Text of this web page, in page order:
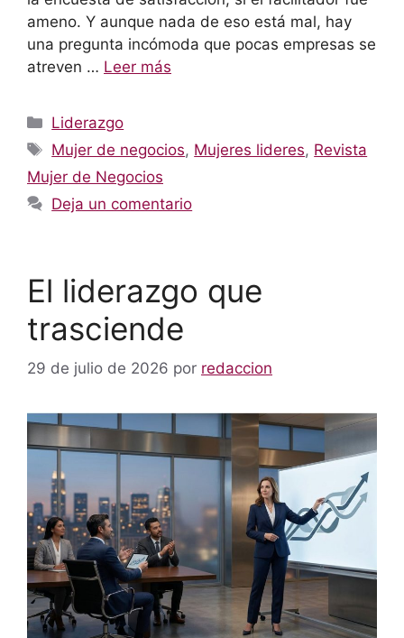
ameno. Y aunque nada de eso está mal, hay
una pregunta incómoda que pocas empresas se
atreven … Leer más
Categorías
Liderazgo
Etiquetas
Mujer de negocios, Mujeres lideres, Revista
Mujer de Negocios
Deja un comentario
El liderazgo que
trasciende
29 de julio de 2026 por redaccion